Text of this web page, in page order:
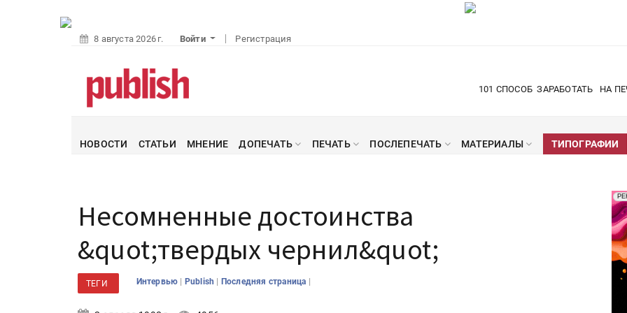
8 августа 2026 г. Войти Регистрация
101 СПОСОБ ЗАРАБОТАТЬ НА
НОВОСТИ СТАТЬИ МНЕНИЕ ДОПЕЧАТЬ ПЕЧАТЬ ПОСЛЕПЕЧАТЬ МАТЕРИАЛЫ ТИПОГРАФИИ
Несомненные достоинства
&quot;твердых чернил&quot;
ТЕГИ Интервью | Publish | Последняя страница |